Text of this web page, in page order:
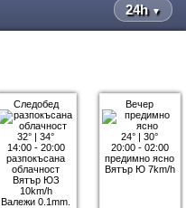
24h ▼
Следобед
32° |34°
14:00 - 20:00
разпокъсана
облачност
Вятър ЮЗ
10km/h
Валежи 0.1mm.
Вечер
24° |30°
20:00 - 02:00
предимно ясно
Вятър Ю 7km/h